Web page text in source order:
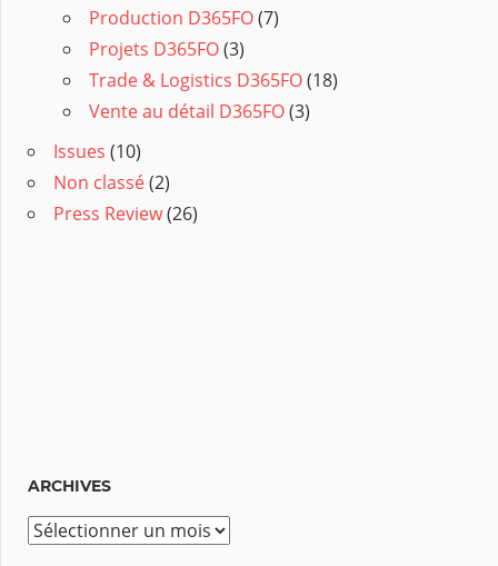
Production D365FO(7)
Projets D365FO(3)
Trade & Logistics D365FO(18)
Vente au détail D365FO(3)
Issues (10)
Non classé(2)
Press Review(26)
ARCHIVES
A